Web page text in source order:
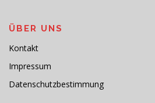
ÜBER UNS
Kontakt
Impressum
Datenschutzbestimmung